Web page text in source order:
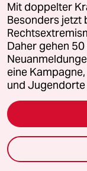
taz Archiv
Mehr taz
Reisen
Kantine
Mit doppelter
Besonders jetzt
Daher gehen
eine
und